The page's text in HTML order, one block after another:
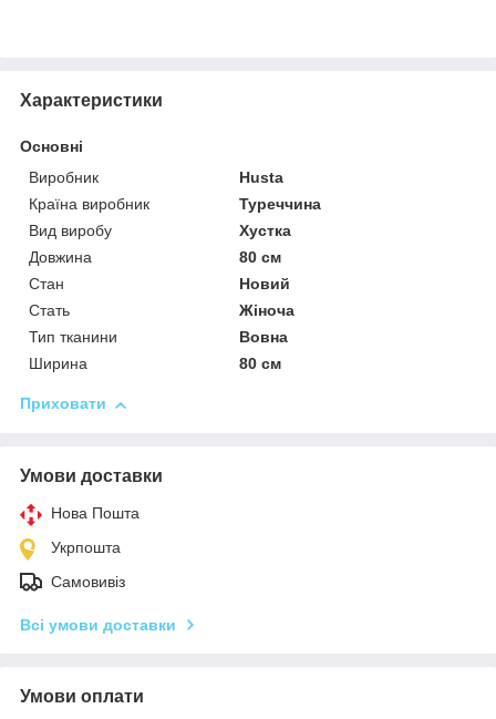
Характеристики
Основні
Виробник
Husta
Країна виробник
Туреччина
Вид виробу
Хустка
Довжина
80 см
Стан
Новий
Стать
Жіноча
Тип тканини
Вовна
Ширина
80 см
Приховати
Умови доставки
Нова Пошта
Укрпошта
Самовивіз
Всі умови доставки
Умови оплати